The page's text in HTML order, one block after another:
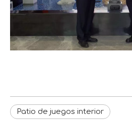
Patio de juegos interior